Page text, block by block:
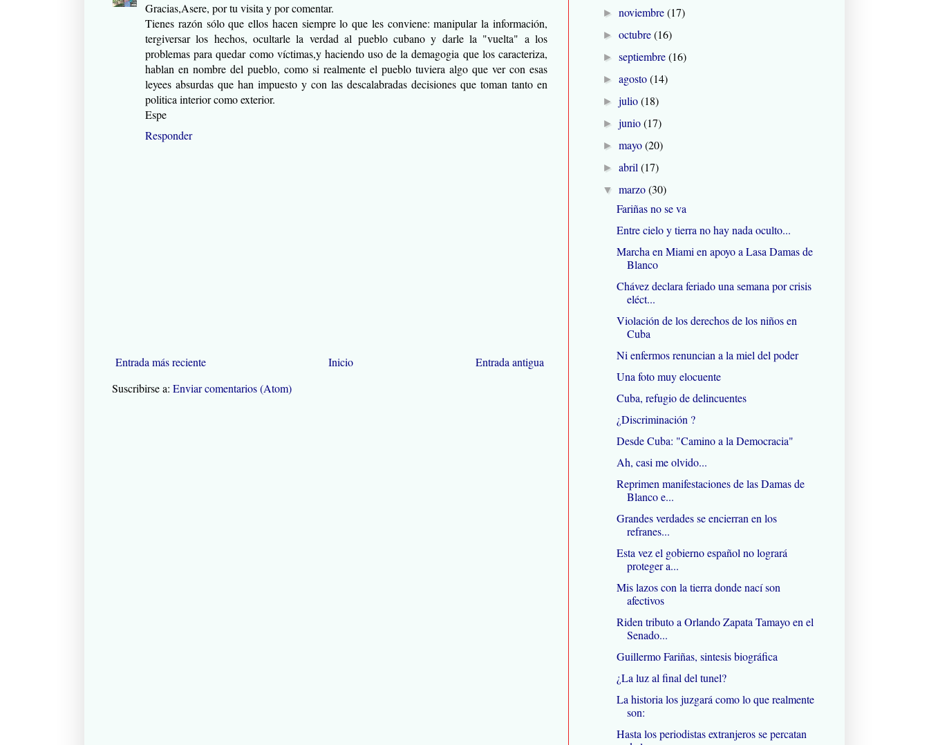
Gracias,Asere, por tu visita y por comentar.
Tienes razón sólo que ellos hacen siempre lo que les conviene: manipular la información,
tergiversar los hechos, ocultarle la verdad al pueblo cubano y darle la "vuelta" a los
problemas para quedar como víctimas,y haciendo uso de la demagogia que los caracteriza,
hablan en nombre del pueblo, como si realmente el pueblo tuviera algo que ver con esas
leyees absurdas que han impuesto y con las descalabradas decisiones que toman tanto en
politica interior como exterior.
Espe
Responder
Entrada más reciente Entrada antigua
Inicio
Suscribirse a: Enviar comentarios (Atom)
►noviembre(17)
►octubre(16)
►septiembre(16)
►agosto(14)
►julio(18)
►junio(17)
►mayo(20)
►abril(17)
▼marzo(30)
Fariñas no se va
Entre cielo y tierra no hay nada oculto...
Marcha en Miami en apoyo a Lasa Damas de
Blanco
Chávez declara feriado una semana por crisis
eléct...
Violación de los derechos de los niños en
Cuba
Ni enfermos renuncian a la miel del poder
Una foto muy elocuente
Cuba, refugio de delincuentes
¿Discriminación ?
Desde Cuba: "Camino a la Democracia"
Ah, casi me olvido...
Reprimen manifestaciones de las Damas de
Blanco e...
Grandes verdades se encierran en los
refranes...
Esta vez el gobierno español no logrará
proteger a...
Mis lazos con la tierra donde nací son
afectivos
Riden tributo a Orlando Zapata Tamayo en el
Senado...
Guillermo Fariñas, sintesis biográfica
¿La luz al final del tunel?
La historia los juzgará como lo que realmente
son:
Hasta los periodistas extranjeros se percatan